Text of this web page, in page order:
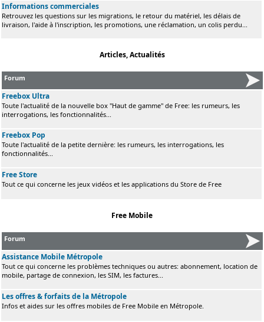
Informations commerciales
Retrouvez les questions sur les migrations, le retour du matériel, les délais de
livraison, l'aide à l'inscription, les promotions, une réclamation, un colis perdu...
Articles, Actualités
Forum
Freebox Ultra
Toute l'actualité de la nouvelle box "Haut de gamme" de Free: les rumeurs, les
interrogations, les fonctionnalités...
Freebox Pop
Toute l'actualité de la petite dernière: les rumeurs, les interrogations, les
fonctionnalités...
Free Store
Tout ce qui concerne les jeux vidéos et les applications du Store de Free
Free Mobile
Forum
Assistance Mobile Métropole
Tout ce qui concerne les problèmes techniques ou autres: abonnement, location de
mobile, partage de connexion, les SIM, les factures...
Les offres & forfaits de la Métropole
Infos et aides sur les offres mobiles de Free Mobile en Métropole.